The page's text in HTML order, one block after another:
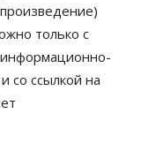
резко
митинг
только с
со ссылкой на